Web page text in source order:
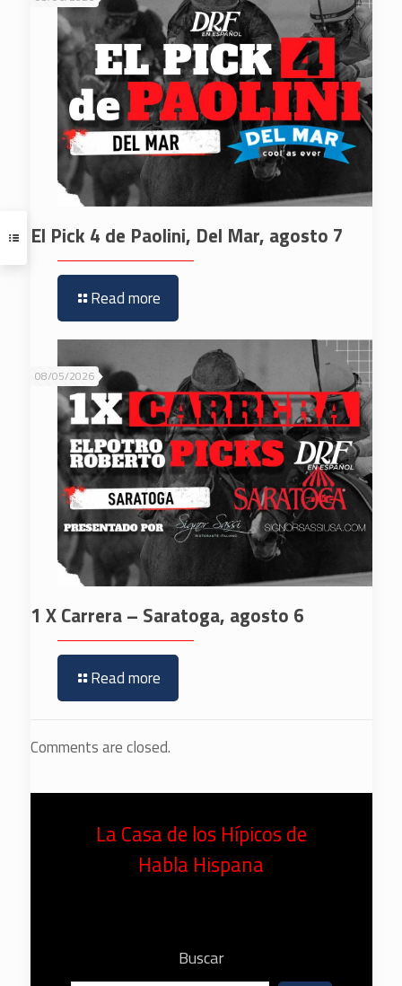
El Pick 4 de Paolini, Del Mar, agosto 7
Read more
08/05/2026
1 X Carrera – Saratoga, agosto 6
Read more
Comments are closed.
La Casa de los Hípicos de
Habla Hispana
Buscar